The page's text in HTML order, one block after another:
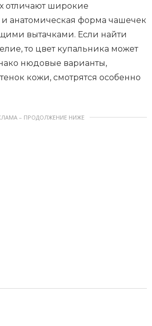
отличают широкие
анатомическая форма чашечек
вытачками. Если найти
то цвет купальника может
нюдовые варианты,
кожи, смотрятся особенно
– ПРОДОЛЖЕНИЕ НИЖЕ